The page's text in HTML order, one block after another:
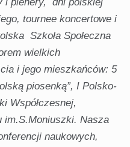
tournee koncertowe i
Szkoła Społeczna
wielkich
i jego mieszkańców: 5
piosenką”, I Polsko-
Współczesnej,
im.S.Moniuszki. Nasza
naukowych,